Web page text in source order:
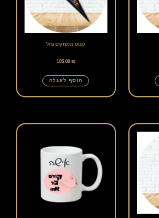
קונוס ממתקים גדול
185.00 ₪
הוסף לעגלה